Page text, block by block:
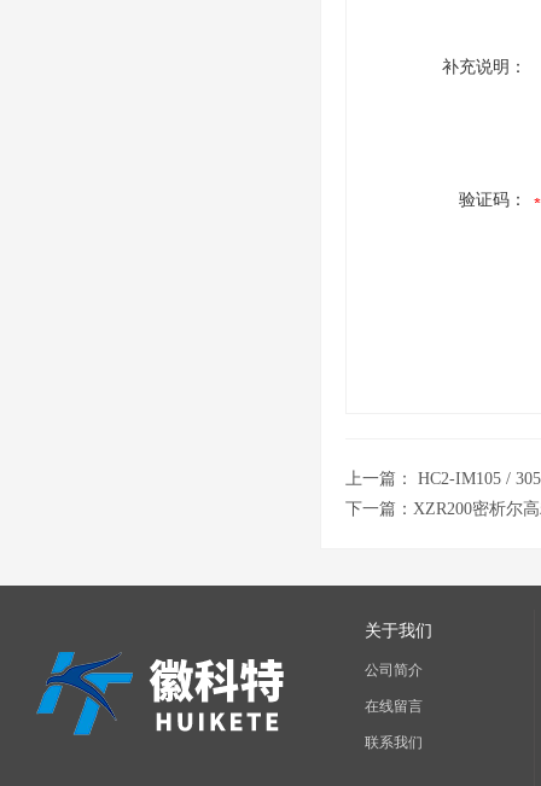
补充说明：
验证码：
上一篇： HC2-IM105 /
下一篇： XZR200密析尔
关于我们
公司简介
在线留言
联系我们